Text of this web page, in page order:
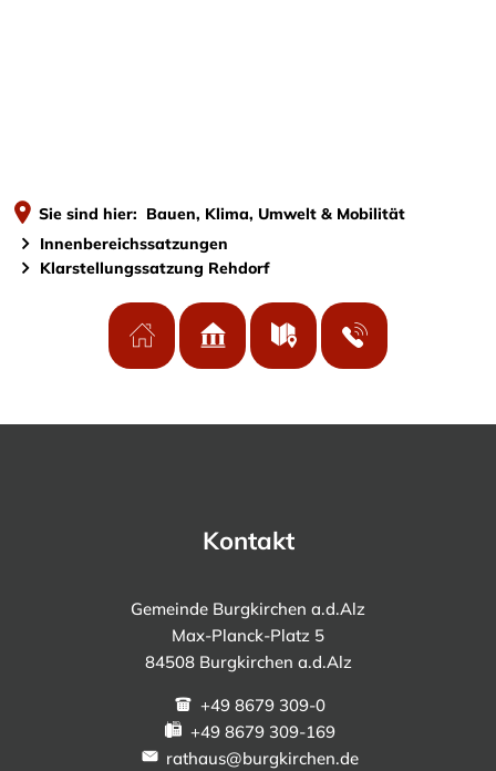
Sie sind hier: Bauen, Klima, Umwelt & Mobilität
Innenbereichssatzungen
Klarstellungssatzung Rehdorf
Kontakt
Gemeinde Burgkirchen a.d.Alz
Max-Planck-Platz 5
84508 Burgkirchen a.d.Alz
+49 8679 309-0
+49 8679 309-169
rathaus@burgkirchen.de